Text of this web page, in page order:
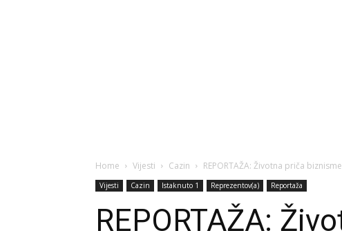
Home Vijesti Cazin REPORTAŽA: Životna priča
Vijesti Cazin Istaknuto 1 Reprezentov(a) Reportaža
REPORTAŽA: